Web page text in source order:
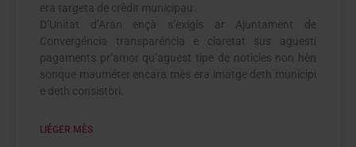
era targeta de crèdit municipau.
D’Unitat d’Aran ençà s’exigís ar Ajuntament de
Convergéncia transparéncia e claretat sus aguesti
pagaments pr’amor qu’aguest tipe de noticies non hèn
sonque mauméter encara mès era imatge deth municipi
e deth consistòri.
LIÉGER MÈS